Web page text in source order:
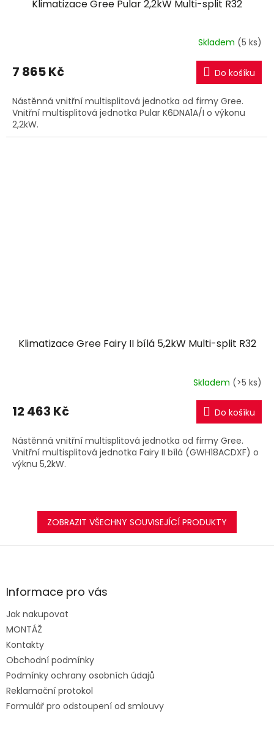
Klimatizace Gree Pular 2,2kW Multi-split R32
Skladem (5 ks)
7 865 Kč Do košíku
Nástěnná vnitřní multisplitová jednotka od firmy Gree.
Vnitřní multisplitová jednotka Pular K6DNA1A/I o výkonu
2,2kW.
Klimatizace Gree Fairy II bílá 5,2kW Multi-split R32
Skladem (>5 ks)
12 463 Kč Do košíku
Nástěnná vnitřní multisplitová jednotka od firmy Gree.
Vnitřní multisplitová jednotka Fairy II bílá (GWH18ACDXF) o
výknu 5,2kW.
ZOBRAZIT VŠECHNY SOUVISEJÍCÍ PRODUKTY
Z
aInformace pro vás
Jak nakupovat
MONTÁŽ
Kontakty
Obchodní podmínky
Podmínky ochrany osobních údajů
Reklamační protokol
Formulář pro odstoupení od smlouvy